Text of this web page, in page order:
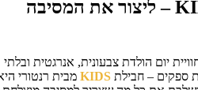
חבילת יום הולדת KIDS – ליצור את המסיבה
יום הולדת צבעונית, אנרגטית ובלתי
– חבילתKIDSמבית רנטורי היא